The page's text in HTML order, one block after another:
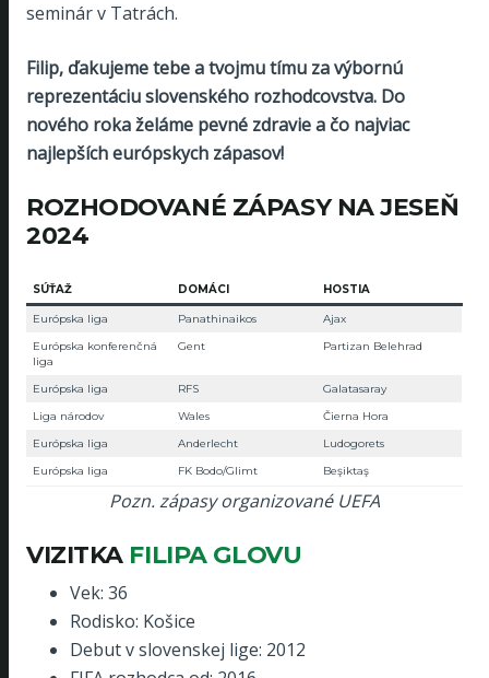
seminár v Tatrách.
Filip, ďakujeme tebe a tvojmu tímu za výbornú
reprezentáciu slovenského rozhodcovstva. Do
nového roka želáme pevné zdravie a čo najviac
najlepších európskych zápasov!
ROZHODOVANÉ ZÁPASY NA JESEŇ
2024
SÚŤAŽ DOMÁCI HOSTIA
Európska liga Panathinaikos
Ajax
Európska konferenčná
liga
Gent Partizan Belehrad
Európska liga RFS
Galatasaray
Liga národov
Wales
Čierna Hora
Európska liga
Anderlecht
Ludogorets
Európska liga
FK Bodo/Glimt Beşiktaş
Pozn. zápasy organizované UEFA
VIZITKA FILIPA GLOVU
Vek: 36
Rodisko: Košice
Debut v slovenskej lige: 2012